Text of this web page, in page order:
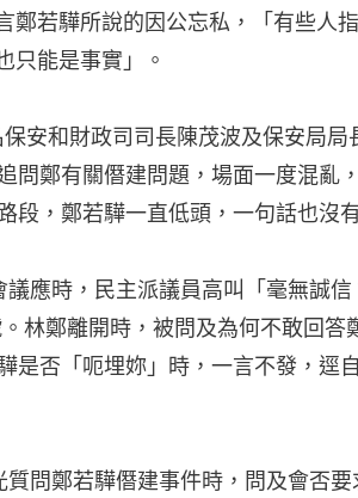
鄭若驊所說的因公忘私，「有些人
只能是事實」。
保安和財政司司長陳茂波及保安局局
問鄭有關僭建問題，場面一度混亂
段，鄭若驊一直低頭，一句話也沒
議應時，民主派議員高叫「毫無誠
林鄭離開時，被問及為何不敢回答
是否「呃埋妳」時，一言不發，逕
質問鄭若驊僭建事件時，問及會否